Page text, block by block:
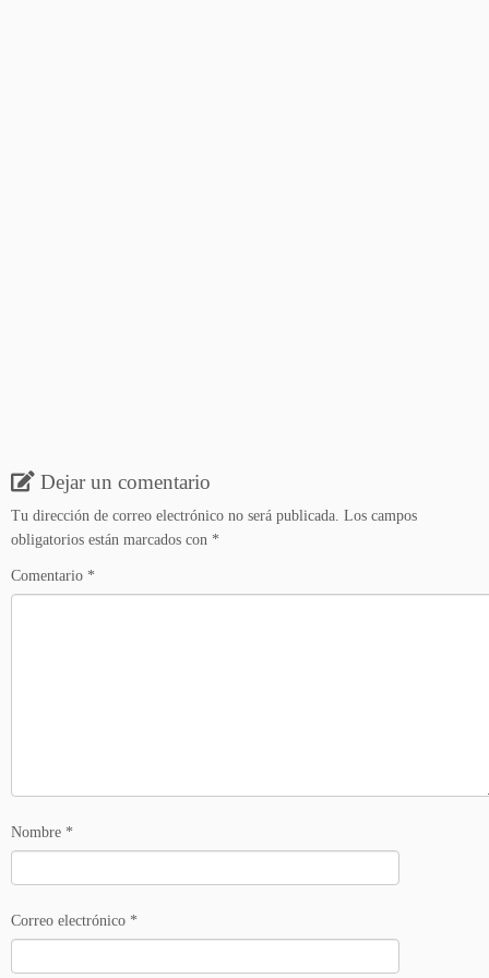
Dejar un comentario
Tu dirección de correo electrónico no será publicada. Los campos
obligatorios están marcados con *
Comentario *
Nombre *
Correo electrónico *